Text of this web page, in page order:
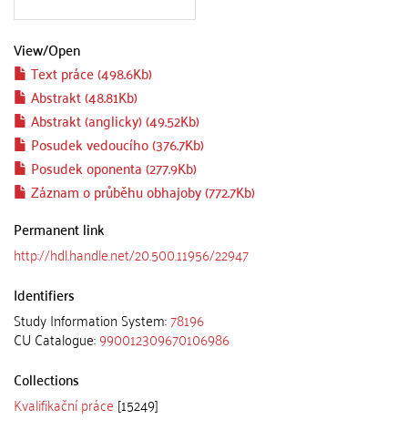
View/Open
Text práce (498.6Kb)
Abstrakt (48.81Kb)
Abstrakt (anglicky) (49.52Kb)
Posudek vedoucího (376.7Kb)
Posudek oponenta (277.9Kb)
Záznam o průběhu obhajoby (772.7Kb)
Permanent link
http://hdl.handle.net/20.500.11956/22947
Identifiers
Study Information System:78196
CU Catalogue:990012309670106986
Collections
Kvalifikační práce [15249]